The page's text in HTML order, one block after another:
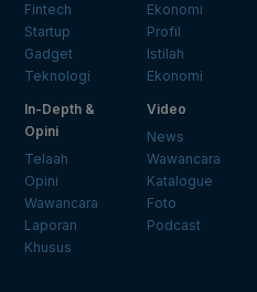
Fintech
Startup
Gadget
Teknologi
Ekonomi
Profil
Istilah
Ekonomi
In-Depth &
Opini
Telaah
Opini
Wawancara
Laporan
Khusus
Video
News
Wawancara
Katalogue
Foto
Podcast